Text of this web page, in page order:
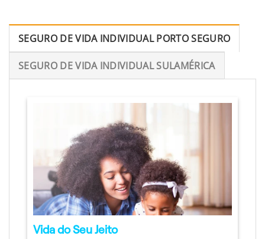
SEGURO DE VIDA INDIVIDUAL PORTO SEGURO
SEGURO DE VIDA INDIVIDUAL SULAMÉRICA
Vida do Seu Jeito